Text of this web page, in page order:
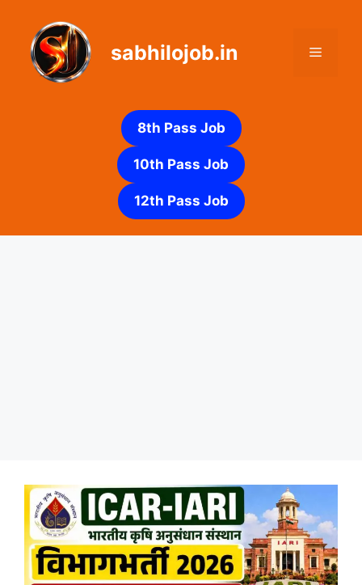
content
sabhilojob.in Menu
8th Pass Job
10th Pass Job
12th Pass Job